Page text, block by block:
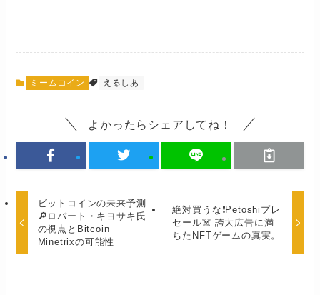
ミームコイン えるしあ
よかったらシェアしてね！
ビットコインの未来予測
🔎ロバート・キヨサキ氏
の視点とBitcoin
Minetrixの可能性
絶対買うな❗️Petoshiプレ
セール☠️ 誇大広告に満
ちたNFTゲームの真実。